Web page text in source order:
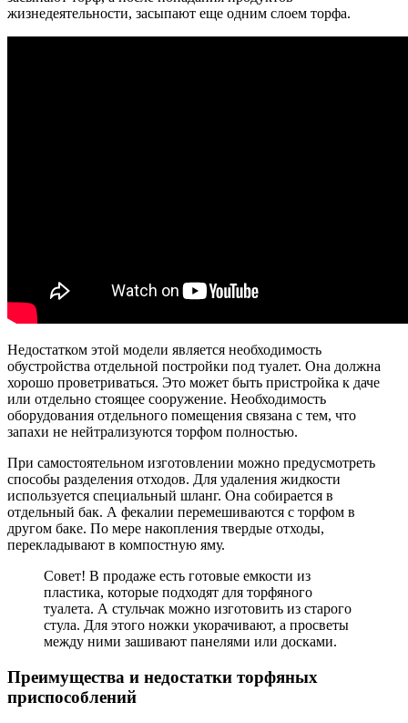
жизнедеятельности, засыпают еще одним слоем торфа.
Недостатком этой модели является необходимость
обустройства отдельной постройки под туалет. Она должна
хорошо проветриваться. Это может быть пристройка к даче
или отдельно стоящее сооружение. Необходимость
оборудования отдельного помещения связана с тем, что
запахи не нейтрализуются торфом полностью.
При самостоятельном изготовлении можно предусмотреть
способы разделения отходов. Для удаления жидкости
используется специальный шланг. Она собирается в
отдельный бак. А фекалии перемешиваются с торфом в
другом баке. По мере накопления твердые отходы,
перекладывают в компостную яму.
Совет! В продаже есть готовые емкости из
пластика, которые подходят для торфяного
туалета. А стульчак можно изготовить из старого
стула. Для этого ножки укорачивают, а просветы
между ними зашивают панелями или досками.
Преимущества и недостатки торфяных
приспособлений